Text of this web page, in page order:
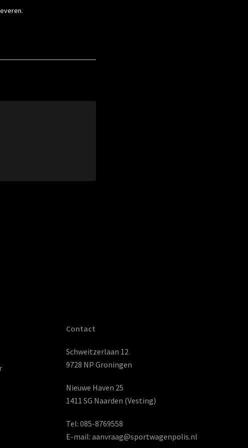
Contact
Schweitzerlaan 12
9728 NP Groningen
Nieuwe Haven 25
1411 SG Naarden (Vesting)
Tel:085-8769558
E-mail:aanvraag@sportwagenpolis.nl